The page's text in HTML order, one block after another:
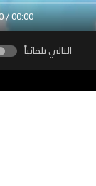
/ 00:00
التالي تلقائياً